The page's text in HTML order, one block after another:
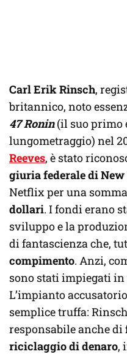
Carl Erik Rinsch,
britannico, noto
47 Ronin(il suo primo
lungometraggio) nel
Reeves, è stato
giuria federale di
Netflix per una
dollari. I fondi erano
sviluppo e la
di fantascienza che,
compimento. Anzi,
sono stati impiegati
L’impianto
semplice truffa:
responsabile anche di
riciclaggio di denaro,